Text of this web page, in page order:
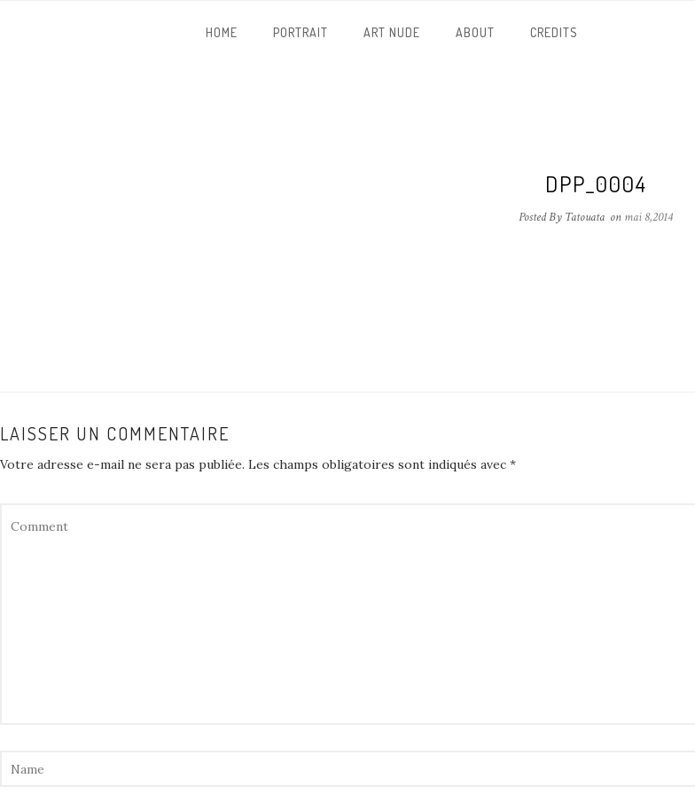
HOME PORTRAIT ART NUDE ABOUT CREDITS
DPP_0004
Posted By Tatouata on mai 8,2014
LAISSER UN COMMENTAIRE
Votre adresse e-mail ne sera pas publiée. Les champs obligatoires sont indiqués avec *